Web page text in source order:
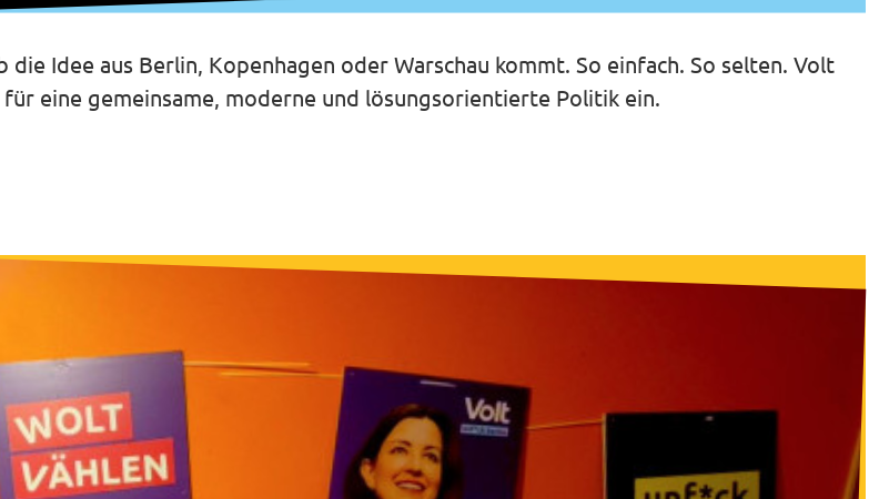
Idee aus Berlin, Kopenhagen oder Warschau kommt. So einfach. So selten. Volt
eine gemeinsame, moderne und lösungsorientierte Politik ein.